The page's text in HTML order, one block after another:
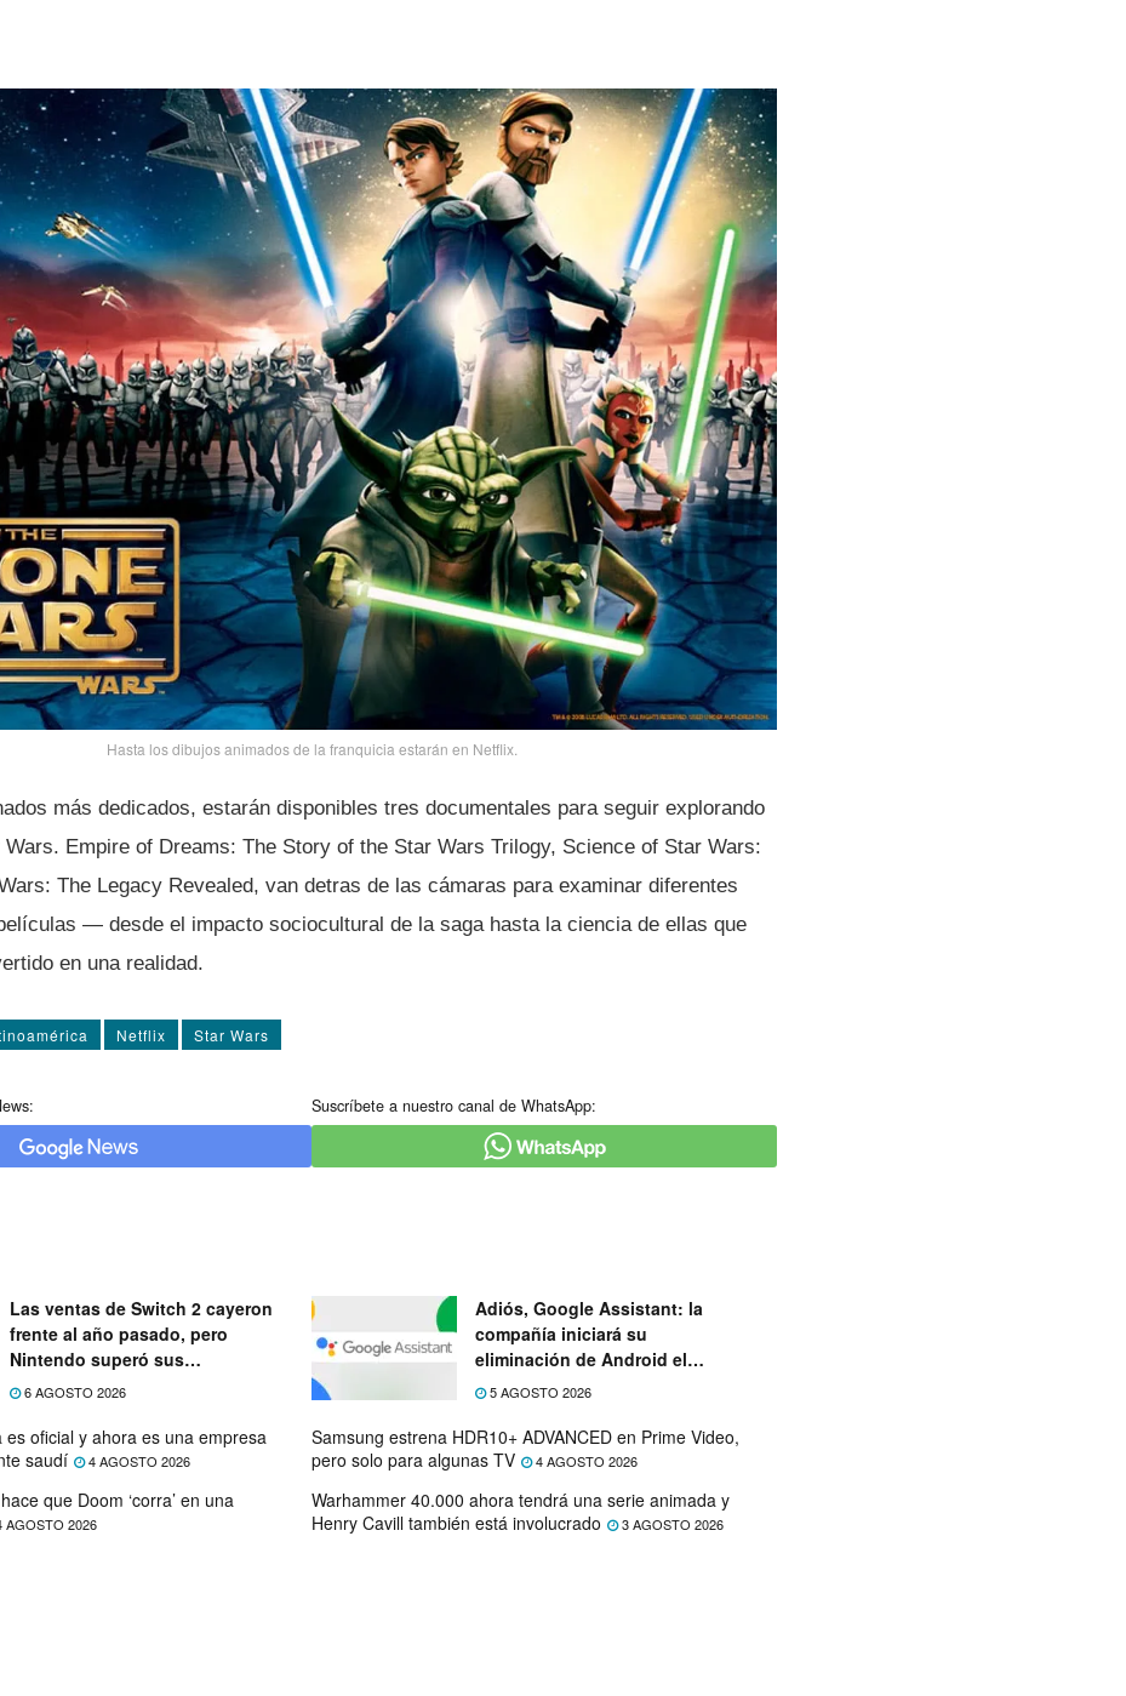
Hasta los dibujos animados de la franquicia estarán en Netflix.
más dedicados, estarán disponibles tres documentales para seguir explorando
Empire of Dreams: The Story of the Star Wars Trilogy, Science of Star Wars:
The Legacy Revealed, van detras de las cámaras para examinar diferentes
— desde el impacto sociocultural de la saga hasta la ciencia de ellas que
en una realidad.
Netflix Star Wars
Suscríbete a nuestro canal de WhatsApp:
Las ventas de Switch 2 cayeron
frente al año pasado, pero
Nintendo superó sus
expectativas
6 AGOSTO 2026
Adiós, Google Assistant: la
compañía iniciará su
eliminación de Android el
próximo mes
5 AGOSTO 2026
es oficial y ahora es una empresa
saudí
4 AGOSTO 2026
Samsung estrena HDR10+ ADVANCED en Prime Video,
pero solo para algunas TV
4 AGOSTO 2026
que Doom ‘corra’ en una
AGOSTO 2026
Warhammer 40.000 ahora tendrá una serie animada y
Henry Cavill también está involucrado
3 AGOSTO 2026